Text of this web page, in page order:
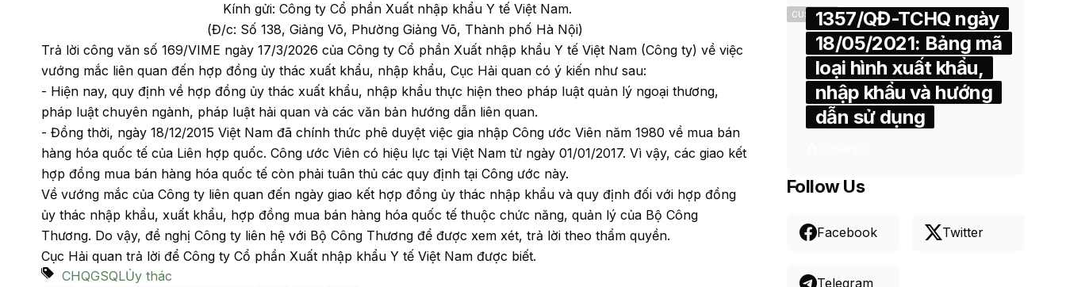
Kính gửi: Công ty Cổ phần Xuất nhập khẩu Y tế Việt Nam.
(Đ/c: Số 138, Giảng Võ, Phường Giảng Võ, Thành phố Hà Nội)
Trả lời công văn số 169/VIME ngày 17/3/2026 của Công ty Cổ phần Xuất nhập khẩu Y tế Việt Nam (Công ty) về việc
vướng mắc liên quan đến hợp đồng ủy thác xuất khẩu, nhập khẩu, Cục Hải quan có ý kiến như sau:
- Hiện nay, quy định về hợp đồng ủy thác xuất khẩu, nhập khẩu thực hiện theo pháp luật quản lý ngoại thương,
pháp luật chuyên ngành, pháp luật hải quan và các văn bản hướng dẫn liên quan.
- Đồng thời, ngày 18/12/2015 Việt Nam đã chính thức phê duyệt việc gia nhập Công ước Viên năm 1980 về mua bán
hàng hóa quốc tế của Liên hợp quốc. Công ước Viên có hiệu lực tại Việt Nam từ ngày 01/01/2017. Vì vậy, các giao kết
hợp đồng mua bán hàng hóa quốc tế còn phải tuân thủ các quy định tại Công ước này.
Về vướng mắc của Công ty liên quan đến ngày giao kết hợp đồng ủy thác nhập khẩu và quy định đối với hợp đồng
ủy thác nhập khẩu, xuất khẩu, hợp đồng mua bán hàng hóa quốc tế thuộc chức năng, quản lý của Bộ Công
Thương. Do vậy, đề nghị Công ty liên hệ với Bộ Công Thương để được xem xét, trả lời theo thẩm quyền.
Cục Hải quan trả lời để Công ty Cổ phần Xuất nhập khẩu Y tế Việt Nam được biết.
CHQGSQLỦy thác
CUSTOMS1357/QĐ-TCHQ ngày
18/05/2021: Bảng mã
loại hình xuất khẩu,
nhập khẩu và hướng
dẫn sử dụng
Follow Us
Facebook Twitter
Telegram